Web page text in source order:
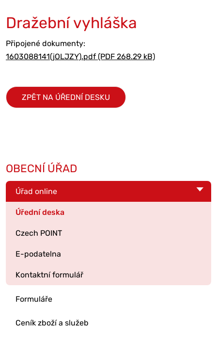
Dražební vyhláška
Připojené dokumenty:
1603088141(jOLJZY).pdf (PDF 268.29 kB)
ZPĚT NA ÚŘEDNÍ DESKU
OBECNÍ ÚŘAD
Úřad online
Úřední deska
Czech POINT
E-podatelna
Kontaktní formulář
Formuláře
Ceník zboží a služeb